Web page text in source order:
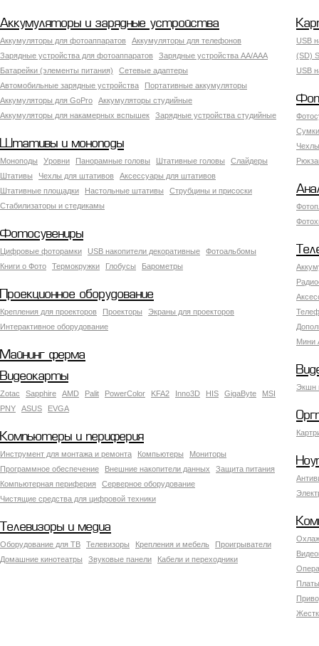
Аккумуляторы и зарядные устройства
Аккумуляторы для фотоаппаратов
Аккумуляторы для телефонов
Зарядные устройства для фотоаппаратов
Зарядные устройства AA/AAA
Батарейки (элементы питания)
Сетевые адаптеры
Автомобильные зарядные устройства
Портативные аккумуляторы
Аккумуляторы для GoPro
Аккумуляторы студийные
Аккумуляторы для накамерных вспышек
Зарядные устройства студийные
USB
(SD)
USB
Штативы и моноподы
Моноподы Уровни Панорамные головы Штативные головы
Слайдеры
Штативы
Чехлы для штативов
Аксессуары для штативов
Штативные площадки
Настольные штативы
Струбцины и присоски
Стабилизаторы и стедикамы
Фотосувениры
Цифровые фоторамки USB накопители декоративные
Фотоальбомы
Книги о Фото
Термокружки Глобусы Барометры
Мини
Проекционное оборудование
Крепления для проекторов Проекторы
Экраны для проекторов
Интерактивное оборудование
Майнинг ферма
Экшн
Видеокарты
Zotac Sapphire AMD Palit PowerColor KFA2 Inno3D HIS GigaByte
MSI
PNY
ASUS EVGA
Компьютеры и периферия
Инструмент для монтажа и ремонта Компьютеры
Мониторы
Программное обеспечение
Внешние накопители данных
Защита питания
Компьютерная периферия
Серверное оборудование
Чистящие средства для цифровой техники
Телевизоры и медиа
Оборудование для ТВ Телевизоры Крепления и мебель
Проигрыватели
Домашние кинотеатры
Звуковые панели Кабели и переходники